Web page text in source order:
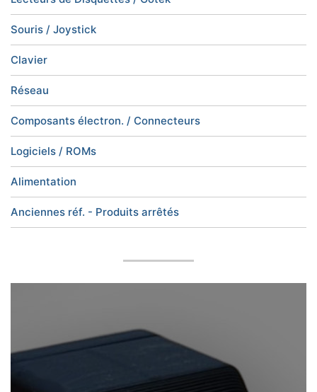
Souris / Joystick
Clavier
Réseau
Composants électron. / Connecteurs
Logiciels / ROMs
Alimentation
Anciennes réf. - Produits arrêtés